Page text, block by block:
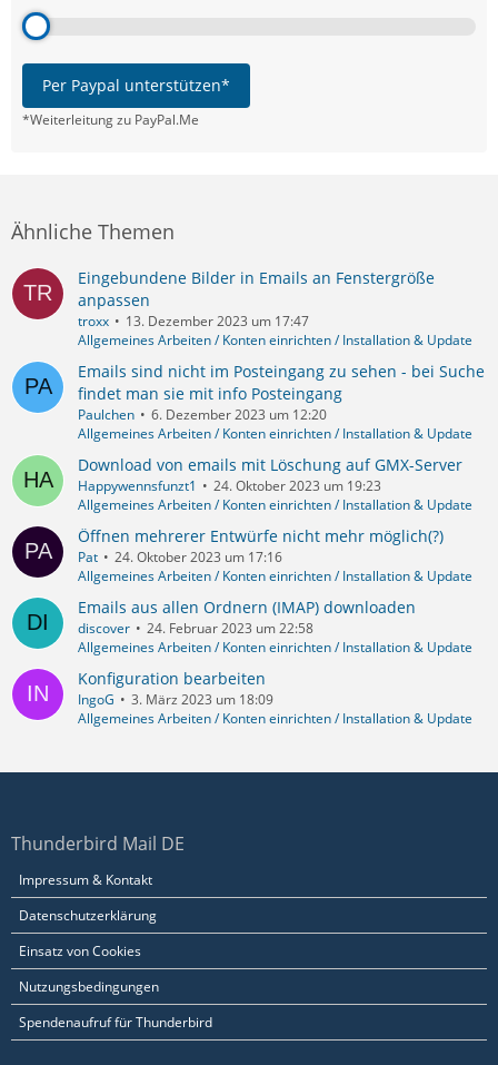
Per Paypal unterstützen*
*Weiterleitung zu PayPal.Me
Ähnliche Themen
Eingebundene Bilder in Emails an Fenstergröße
anpassen
troxx
13. Dezember 2023 um 17:47
Allgemeines Arbeiten / Konten einrichten / Installation & Update
Emails sind nicht im Posteingang zu sehen - bei Suche
findet man sie mit info Posteingang
Paulchen
6. Dezember 2023 um 12:20
Allgemeines Arbeiten / Konten einrichten / Installation & Update
Download von emails mit Löschung auf GMX-Server
Happywennsfunzt1
24. Oktober 2023 um 19:23
Allgemeines Arbeiten / Konten einrichten / Installation & Update
Öffnen mehrerer Entwürfe nicht mehr möglich(?)
Pat
24. Oktober 2023 um 17:16
Allgemeines Arbeiten / Konten einrichten / Installation & Update
Emails aus allen Ordnern (IMAP) downloaden
discover
24. Februar 2023 um 22:58
Allgemeines Arbeiten / Konten einrichten / Installation & Update
Konfiguration bearbeiten
IngoG
3. März 2023 um 18:09
Allgemeines Arbeiten / Konten einrichten / Installation & Update
Thunderbird Mail DE
Impressum & Kontakt
Datenschutzerklärung
Einsatz von Cookies
Nutzungsbedingungen
Spendenaufruf für Thunderbird